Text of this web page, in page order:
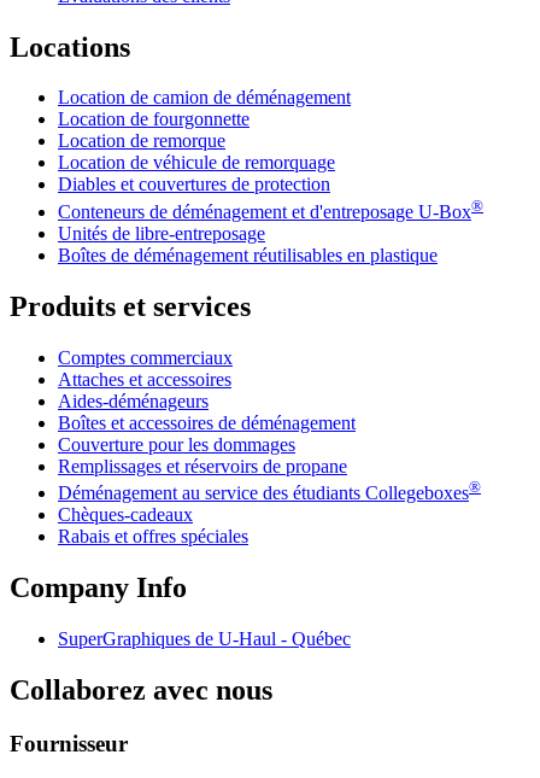
Locations
Location de camion de déménagement
Location de fourgonnette
Location de remorque
Location de véhicule de remorquage
Diables et couvertures de protection
Conteneurs de déménagement et d'entreposage U-Box®
Unités de libre-entreposage
Boîtes de déménagement réutilisables en plastique
Produits et services
Comptes commerciaux
Attaches et accessoires
Aides-déménageurs
Boîtes et accessoires de déménagement
Couverture pour les dommages
Remplissages et réservoirs de propane
Déménagement au service des étudiants Collegeboxes®
Chèques-cadeaux
Rabais et offres spéciales
Company Info
SuperGraphiques de U-Haul - Québec
Collaborez avec nous
Fournisseur